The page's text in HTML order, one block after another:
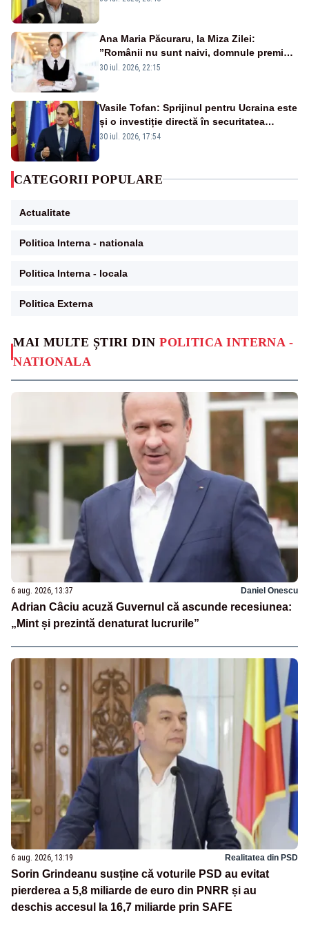
MAI MULTE ȘTIRI DINPOLITICA INTERNA -
NATIONALA
6 aug. 2026, 13:37 Daniel Onescu
Adrian Câciu acuză Guvernul că ascunde recesiunea:
„Mint și prezintă denaturat lucrurile”
6 aug. 2026, 13:19 Realitatea din PSD
Sorin Grindeanu susține că voturile PSD au evitat
pierderea a 5,8 miliarde de euro din PNRR și au
deschis accesul la 16,7 miliarde prin SAFE
Ana Maria Păcuraru, la Miza Zilei:
”Românii nu sunt naivi, domnule premier
Bolojan”
30 iul. 2026, 22:15
Vasile Tofan: Sprijinul pentru Ucraina este
și o investiție directă în securitatea
Republicii Moldova și a întregii regiuni
30 iul. 2026, 17:54
CATEGORII POPULARE
Actualitate
Politica Interna - nationala
Politica Interna - locala
Politica Externa